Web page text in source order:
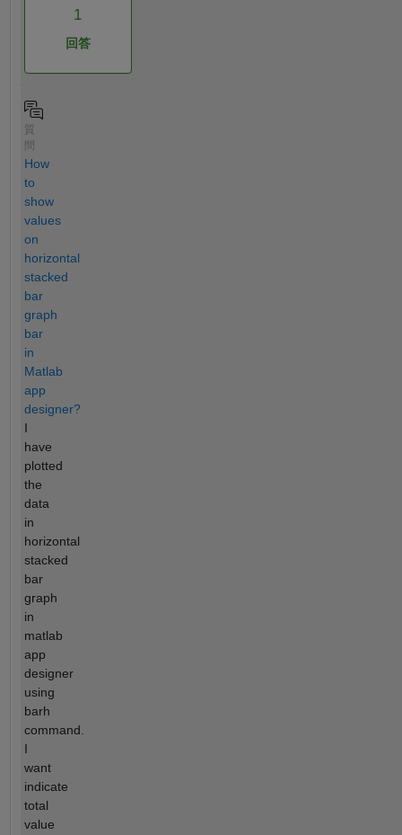
1
回答
質
How
to
show
values
on
horizontal
stacked
bar
graph
bar
in
Matlab
app
designer?
I
have
plotted
the
data
in
horizontal
stacked
bar
graph
in
matlab
app
designer
using
barh
command.
I
want
indicate
total
value